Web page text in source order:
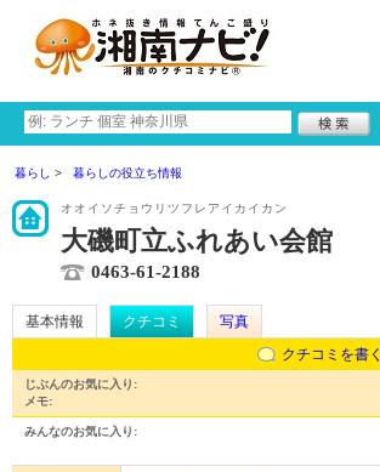
暮らし 暮らしの役立ち情報
オオイソチョウリツフレアイカイカン
大磯町立ふれあい会館
0463-61-2188
基本情報 クチコミ
写真
クチコミを書く
じぶんのお気に入り:
メモ:
みんなのお気に入り: